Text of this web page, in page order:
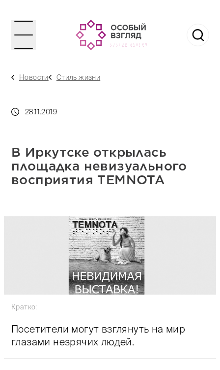
Новости Стиль жизни
28.11.2019
В Иркутске открылась
площадка невизуального
восприятия ТЕМNОТА
Кратко:
Посетители могут взглянуть на мир
глазами незрячих людей.